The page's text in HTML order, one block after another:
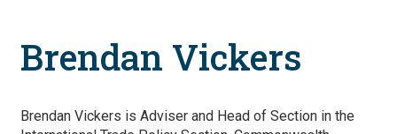
Brendan Vickers
Brendan Vickers is Adviser and Head of Section in the